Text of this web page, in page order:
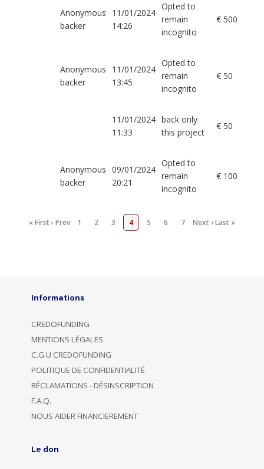
Anonymous
backer
11/01/2024
14:26
Opted to
remain
incognito
€ 500
Anonymous
backer
11/01/2024
13:45
Opted to
remain
incognito
€ 50
11/01/2024
11:33
back only
this project
€ 50
Anonymous
backer
09/01/2024
20:21
Opted to
remain
incognito
€ 100
« First‹ Prev 1 2 3 4 5 6 7 Next ›Last »
Informations
CREDOFUNDING
MENTIONS LÉGALES
C.G.U CREDOFUNDING
POLITIQUE DE CONFIDENTIALITÉ
RÉCLAMATIONS - DÉSINSCRIPTION
F.A.Q.
NOUS AIDER FINANCIEREMENT
Le don